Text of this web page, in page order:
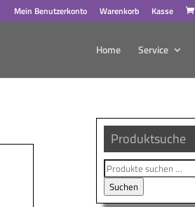
Mein Benutzerkonto Warenkorb Kasse
Home Service
Produktsuche
Suche
nach:
Suchen